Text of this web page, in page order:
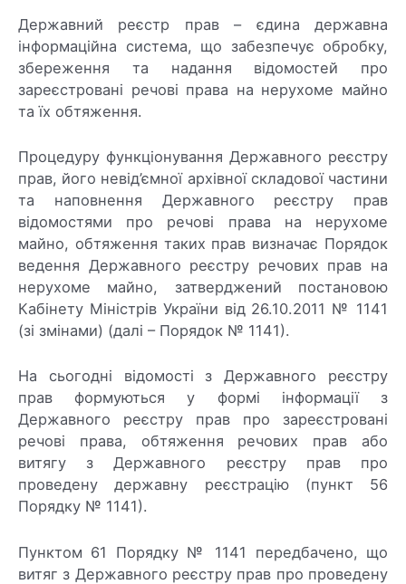
Державний реєстр прав – єдина державна
інформаційна система, що забезпечує обробку,
збереження та надання відомостей про
зареєстровані речові права на нерухоме майно
та їх обтяження.
Процедуру функціонування Державного реєстру
прав, його невід’ємної архівної складової частини
та наповнення Державного реєстру прав
відомостями про речові права на нерухоме
майно, обтяження таких прав визначає Порядок
ведення Державного реєстру речових прав на
нерухоме майно, затверджений постановою
Кабінету Міністрів України від 26.10.2011 № 1141
(зі змінами) (далі – Порядок № 1141).
На сьогодні відомості з Державного реєстру
прав формуються у формі інформації з
Державного реєстру прав про зареєстровані
речові права, обтяження речових прав або
витягу з Державного реєстру прав про
проведену державну реєстрацію (пункт 56
Порядку № 1141).
Пунктом 61 Порядку № 1141 передбачено, що
витяг з Державного реєстру прав про проведену